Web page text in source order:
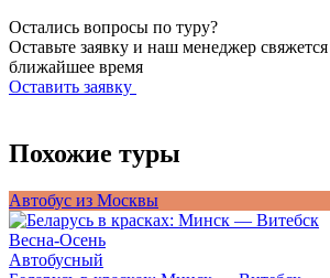
Остались вопросы по туру?
Оставьте заявку и наш менеджер
ближайшее время
Оставить заявку
Похожие туры
Автобус из Москвы
Весна-Осень
Автобусный